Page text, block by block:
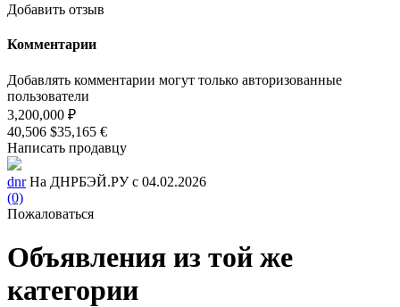
Добавить отзыв
Комментарии
Добавлять комментарии могут только авторизованные
пользователи
3,200,000 ₽
40,506 $35,165 €
Написать продавцу
dnr На ДНРБЭЙ.РУ с 04.02.2026
(0)
Пожаловаться
Объявления из той же
категории